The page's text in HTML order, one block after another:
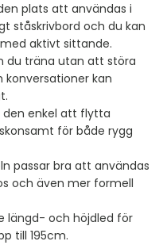
plats att användas i
ståskrivbord och du kan
aktivt sittande.
du träna utan att störa
kan
den enkel att flytta
för både rygg
passar bra att användas
och även mer formell
längd- och höjdled för
till 195cm.